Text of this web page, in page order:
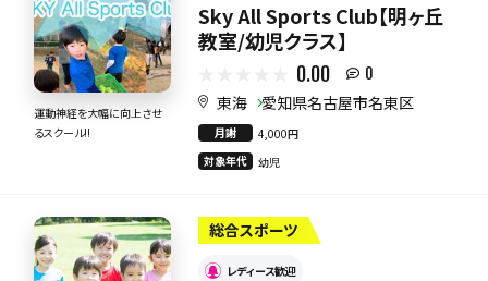
運動神経を大幅に向上させ
るスクール!!
Sky All Sports Club【明ヶ丘
教室/幼児クラス】
0.00 0
東海 愛知県名古屋市名東区
月謝
4,000円
対象年代
幼児
総合スポーツ
レディース歓迎